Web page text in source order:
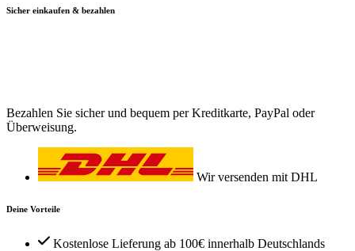
Sicher einkaufen & bezahlen
Bezahlen Sie sicher und bequem per Kreditkarte, PayPal oder
Überweisung.
Wir versenden mit DHL
Deine Vorteile
Kostenlose Lieferung ab 100€ innerhalb Deutschlands